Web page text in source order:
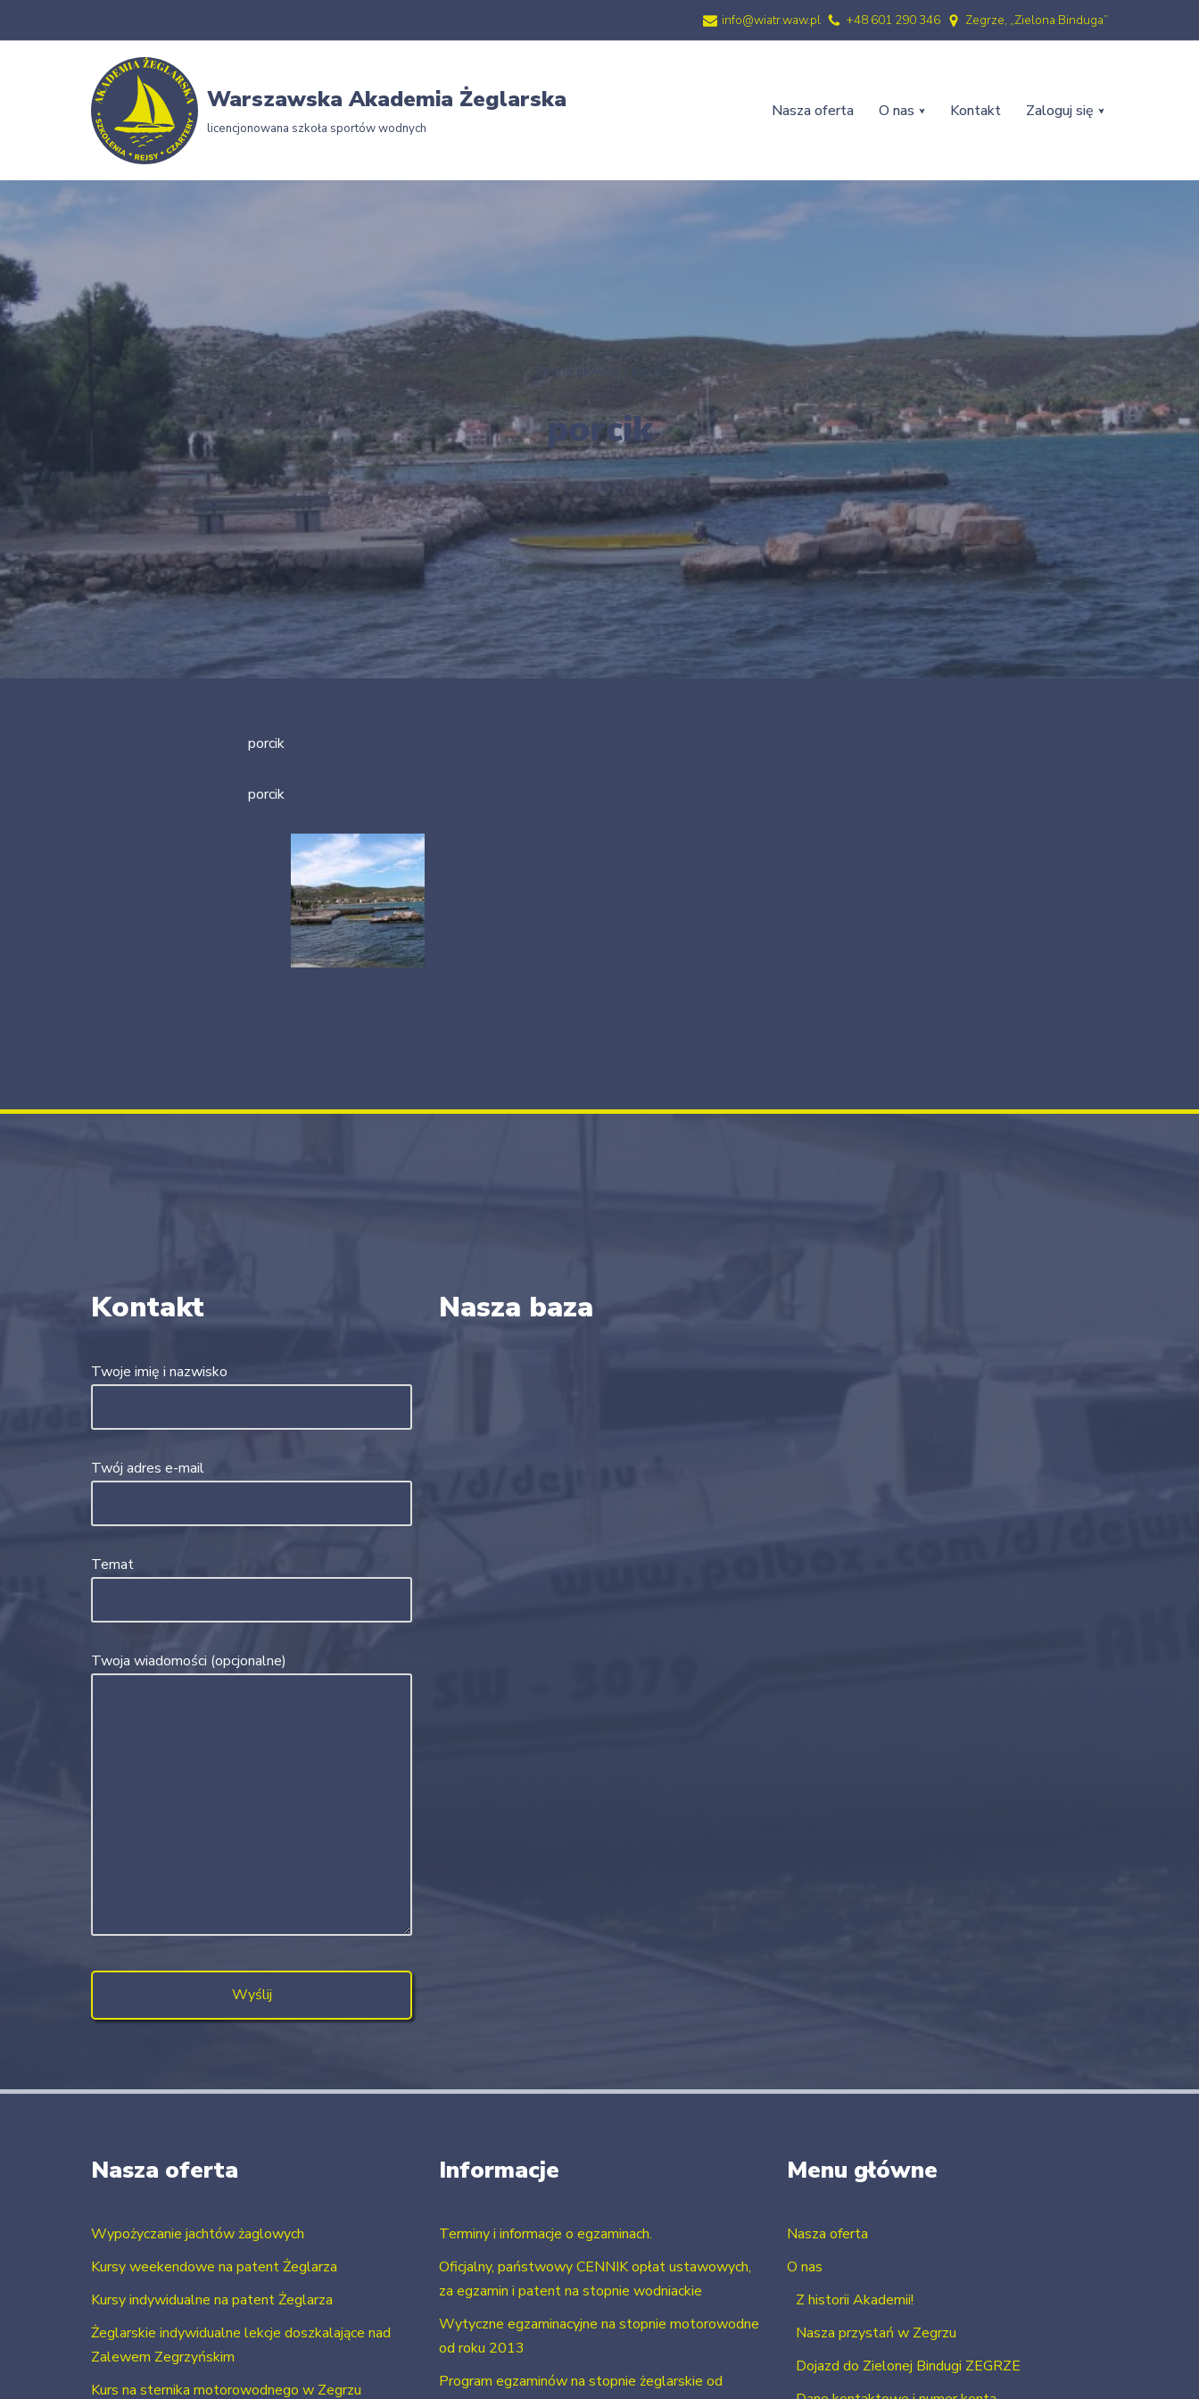
info@wiatr.waw.pl +48 601 290 346 Zegrze, „Zielona Binduga”
Warszawska Akademia Żeglarska
licencjonowana szkoła sportów wodnych
Nasza oferta O nas Kontakt Zaloguj się
Strona główna porcik
porcik
29/12/2012
porcik
porcik
Kontakt
Twoje imię i nazwisko
Twój adres e-mail
Temat
Twoja wiadomości (opcjonalne)
Nasza baza
Nasza oferta
Wypożyczanie jachtów żaglowych
Kursy weekendowe na patent Żeglarza
Kursy indywidualne na patent Żeglarza
Żeglarskie indywidualne lekcje doszkalające nad
Zalewem Zegrzyńskim
Kurs na sternika motorowodnego w Zegrzu
Informacje
Terminy i informacje o egzaminach.
Oficjalny, państwowy CENNIK opłat ustawowych,
za egzamin i patent na stopnie wodniackie
Wytyczne egzaminacyjne na stopnie motorowodne
od roku 2013
Program egzaminów na stopnie żeglarskie od
Menu główne
Nasza oferta
O nas
Z historii Akademii!
Nasza przystań w Zegrzu
Dojazd do Zielonej Bindugi ZEGRZE